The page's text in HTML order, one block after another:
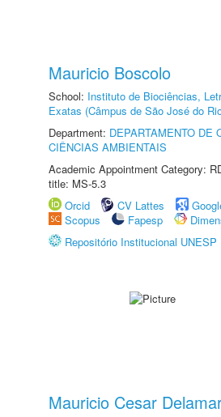
Mauricio Boscolo
School: Instituto de Biociências,
Exatas (Câmpus de São José do
Department: DEPARTAMENTO DE
CIÊNCIAS AMBIENTAIS
Academic Appointment Category:
title: MS-5.3
Orcid
CV Lattes
Scopus
Fapesp
Repositório Institucional UNESP
Mauricio Cesar